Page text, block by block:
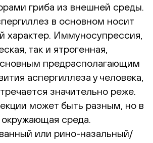
гриба из внешней среды.
в основном носит
характер. Иммуносупрессия,
так и ятрогенная,
предрасполагающим
аспергиллеза у человека,
значительно реже.
может быть разным, но в
среда.
или рино-назальный/